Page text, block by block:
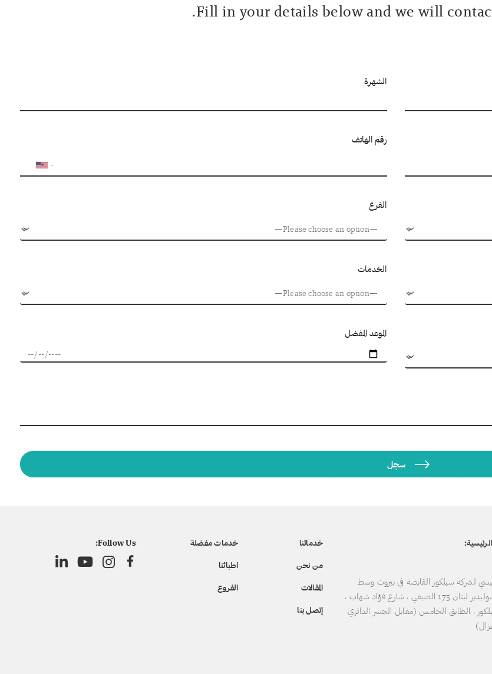
Fill in your details below and we will
الشهرة
رقم الهاتف
الفرع
الخدمات
الموعد المفضل
لشركة سيلكور القابضة في بيروت وسط
مدينة سوليدير لبنان 175 الصيفي ، شارع فؤاد شهاب ،
، الطابق الخامس (مقابل الجسر الدائري
خدماتنا
خدمات مفضلة
من نحن
اطبائنا
المقالات
الفروع
إتصل بنا
Follow Us: